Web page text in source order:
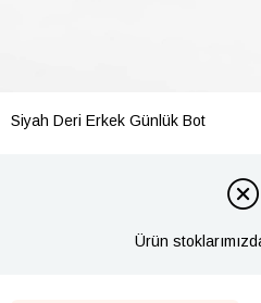
Siyah Deri Erkek Günlük Bot
Ürün